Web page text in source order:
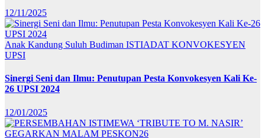
12/11/2025
Anak Kandung Suluh Budiman ISTIADAT KONVOKESYEN
UPSI
Sinergi Seni dan Ilmu: Penutupan Pesta Konvokesyen Kali Ke-
26 UPSI 2024
12/01/2025